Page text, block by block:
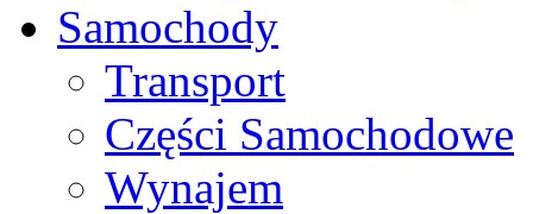
Samochody
Transport
Części Samochodowe
Wynajem